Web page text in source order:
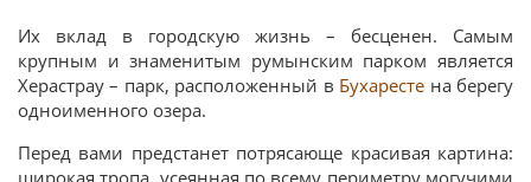
Их вклад в городскую жизнь – бесценен. Самым
крупным и знаменитым румынским парком является
Херастрау – парк, расположенный в Бухаресте на берегу
одноименного озера.
Перед вами предстанет потрясающе красивая картина:
широкая тропа, усеянная по всему периметру могучими